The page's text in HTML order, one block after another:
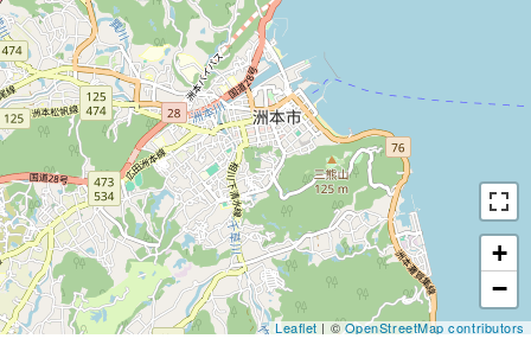
+
−
Leaflet| ©OpenStreetMap contributors